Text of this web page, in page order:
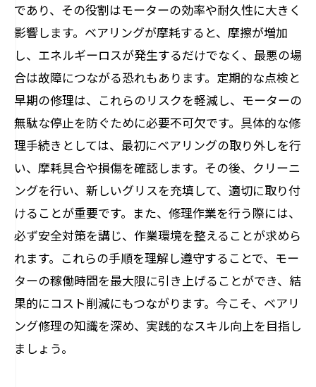
メンテナンスの重要性：定期チェックで故障
を未然に防ぐ
技術を磨こう！ベアリング修理で習得するス
キルアップ術
であり、その役割はモーターの効率や耐久性に大きく
影響します。ベアリングが摩耗すると、摩擦が増加
し、エネルギーロスが発生するだけでなく、最悪の場
合は故障につながる恐れもあります。定期的な点検と
早期の修理は、これらのリスクを軽減し、モーターの
無駄な停止を防ぐために必要不可欠です。具体的な修
理手続きとしては、最初にベアリングの取り外しを行
い、摩耗具合や損傷を確認します。その後、クリーニ
ングを行い、新しいグリスを充填して、適切に取り付
けることが重要です。また、修理作業を行う際には、
必ず安全対策を講じ、作業環境を整えることが求めら
れます。これらの手順を理解し遵守することで、モー
ターの稼働時間を最大限に引き上げることができ、結
果的にコスト削減にもつながります。今こそ、ベアリ
ング修理の知識を深め、実践的なスキル向上を目指し
ましょう。